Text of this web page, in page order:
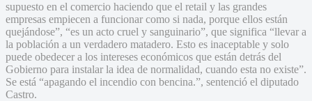
supuesto en el comercio haciendo que el retail y las grandes
empresas empiecen a funcionar como si nada, porque ellos están
quejándose”, “es un acto cruel y sanguinario”, que significa “llevar a
la población a un verdadero matadero. Esto es inaceptable y solo
puede obedecer a los intereses económicos que están detrás del
Gobierno para instalar la idea de normalidad, cuando esta no existe”.
Se está “apagando el incendio con bencina.”, sentenció el diputado
Castro.